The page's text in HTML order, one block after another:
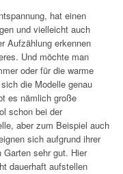
hat einen
und vielleicht auch
Aufzählung erkennen
Und möchte man
oder für die warme
die Modelle genau
es nämlich große
schon bei der
aber zum Beispiel auch
sich aufgrund ihrer
Garten sehr gut. Hier
dauerhaft aufstellen